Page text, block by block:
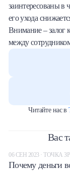
заинтересованы в
его ухода
Внимание – залог
между
Читайте нас в
Вас
06 СЕН 2023 · ТОЧКА
Почему деньги